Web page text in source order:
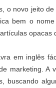
o novo jeito
bem o
opacas
em inglês
marketing.
buscando